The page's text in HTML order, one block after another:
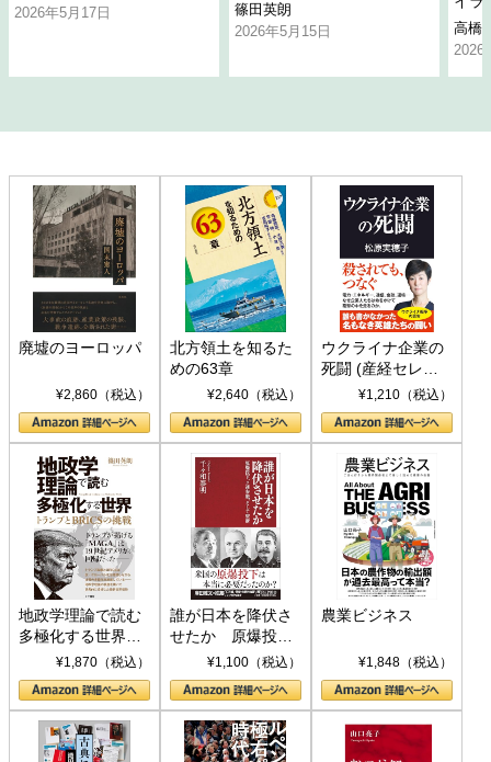
2026年5月17日
篠田英朗
2026年5月15日
高橋
2026
廃墟のヨーロッパ
¥2,860（税込）
北方領土を知るた
めの63章
¥2,640（税込）
ウクライナ企業の
死闘 (産経セレク
ト S 039)¥1,210（税込）
地政学理論で読む
多極化する世界：
トランプとBRICS
の挑戦
¥1,870（税込）
誰が日本を降伏さ
せたか 原爆投
下、ソ連参戦、そ
して聖断 (PHP新
書)
¥1,100（税込）
農業ビジネス
¥1,848（税込）